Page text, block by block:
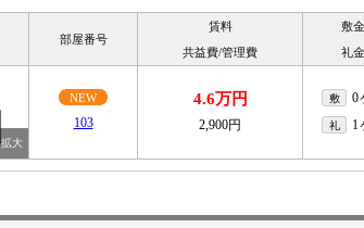
部屋番号
賃料
共益費/管理費
敷金
礼金
NEW
103
4.6万円
2,900円
敷 0
礼 1